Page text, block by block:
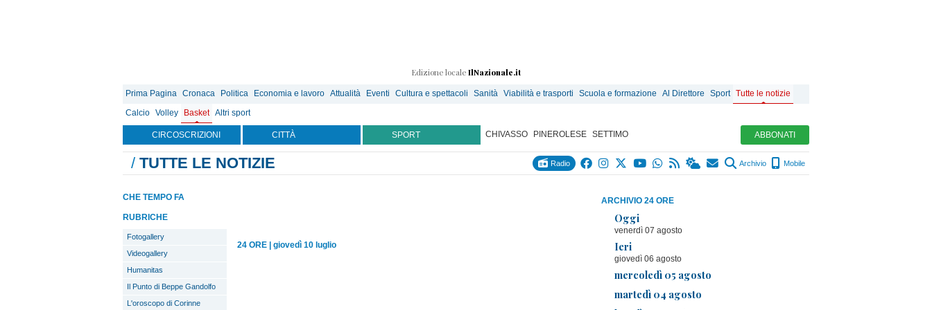
Edizione locale IlNazionale.it
Prima Pagina Cronaca Politica Economia e lavoro Attualità Eventi Cultura e spettacoli Sanità Viabilità e trasporti Scuola e formazione Al Direttore Sport Tutte le notizie
Calcio Volley Basket Altri sport
CIRCOSCRIZIONI CITTÀ SPORT CHIVASSO PINEROLESE SETTIMO ABBONATI
/ TUTTE LE NOTIZIE Radio Archivio Mobile
ARCHIVIO 24 ORE
Oggi
venerdì 07 agosto
Ieri
giovedì 06 agosto
mercoledì 05 agosto
martedì 04 agosto
CHE TEMPO FA
RUBRICHE
Fotogallery
Videogallery
Humanitas
Il Punto di Beppe Gandolfo
L'oroscopo di Corinne
24 ORE giovedì 10 luglio